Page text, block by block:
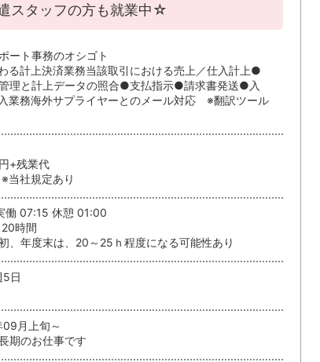
スタッフの方も就業中☆
ート事務のオシゴト
る計上決済業務当該取引における売上／仕入計上●
理と計上データの照合●支払指示●請求書発送●入
業務海外サプライヤーとのメール対応 ※翻訳ツール
+残業代
当社規定あり
働 07:15 休憩 01:00
時間
、年度末は、20～25ｈ程度になる可能性あり
5日
月上旬～
期のお仕事です